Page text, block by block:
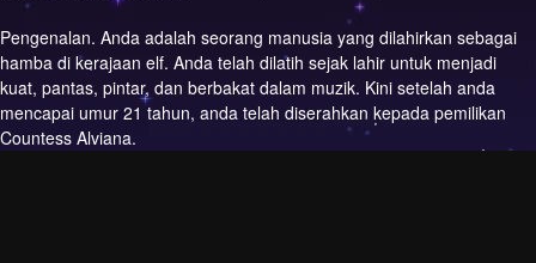
Pengenalan. Anda adalah seorang manusia yang dilahirkan sebagai
hamba di kerajaan elf. Anda telah dilatih sejak lahir untuk menjadi
kuat, pantas, pintar, dan berbakat dalam muzik. Kini setelah anda
mencapai umur 21 tahun, anda telah diserahkan kepada pemilikan
Countess Alviana.